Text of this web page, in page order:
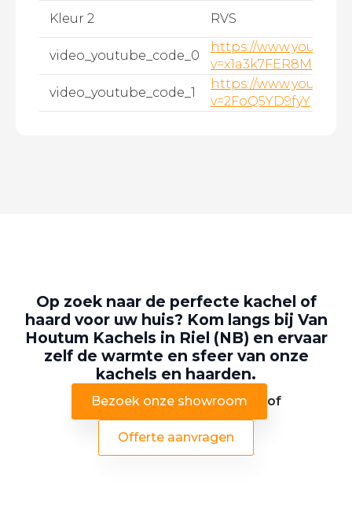
Kleur 2 RVS
video_youtube_code_0
https://
v=x1a3k7FER8M
video_youtube_code_1
https://
v=2FoQ5YD9fyY
Op zoek naar de perfecte kachel of
haard voor uw huis? Kom langs bij Van
Houtum Kachels in Riel (NB) en ervaar
zelf de warmte en sfeer van onze
kachels en haarden.
Bezoek onze showroom of
Offerte aanvragen